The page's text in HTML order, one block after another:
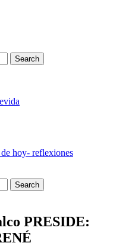
Search
Search
PRESIDE: